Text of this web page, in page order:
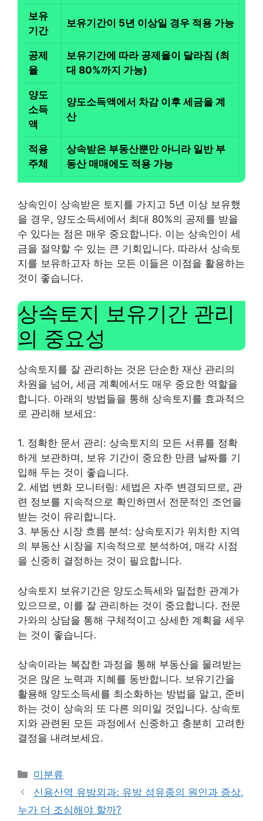
보유
기간
보유기간이 5년 이상일 경우 적용 가능
공제
율
보유기간에 따라 공제율이 달라짐 (최
대 80%까지 가능)
양도
소득
액
양도소득액에서 차감 이후 세금을 계
산
적용
주체
상속받은 부동산뿐만 아니라 일반 부
동산 매매에도 적용 가능
상속인이 상속받은 토지를 가지고 5년 이상 보유했
을 경우, 양도소득세에서 최대 80%의 공제를 받을
수 있다는 점은 매우 중요합니다. 이는 상속인이 세
금을 절약할 수 있는 큰 기회입니다. 따라서 상속토
지를 보유하고자 하는 모든 이들은 이점을 활용하는
것이 좋습니다.
상속토지 보유기간 관리
의 중요성
상속토지를 잘 관리하는 것은 단순한 재산 관리의
차원을 넘어, 세금 계획에서도 매우 중요한 역할을
합니다. 아래의 방법들을 통해 상속토지를 효과적으
로 관리해 보세요:
1. 정확한 문서 관리: 상속토지의 모든 서류를 정확
하게 보관하며, 보유 기간이 중요한 만큼 날짜를 기
입해 두는 것이 좋습니다.
2. 세법 변화 모니터링: 세법은 자주 변경되므로, 관
련 정보를 지속적으로 확인하면서 전문적인 조언을
받는 것이 유리합니다.
3. 부동산 시장 흐름 분석: 상속토지가 위치한 지역
의 부동산 시장을 지속적으로 분석하여, 매각 시점
을 신중히 결정하는 것이 필요합니다.
상속토지 보유기간은 양도소득세와 밀접한 관계가
있으므로, 이를 잘 관리하는 것이 중요합니다. 전문
가와의 상담을 통해 구체적이고 상세한 계획을 세우
는 것이 좋습니다.
상속이라는 복잡한 과정을 통해 부동산을 물려받는
것은 많은 노력과 지혜를 동반합니다. 보유기간을
활용해 양도소득세를 최소화하는 방법을 알고, 준비
하는 것이 상속의 또 다른 의미일 것입니다. 상속토
지와 관련된 모든 과정에서 신중하고 충분히 고려한
결정을 내려보세요.
Categories
미분류
신용산역 유방외과: 유방 섬유종의 원인과 증상,
누가 더 조심해야 할까?